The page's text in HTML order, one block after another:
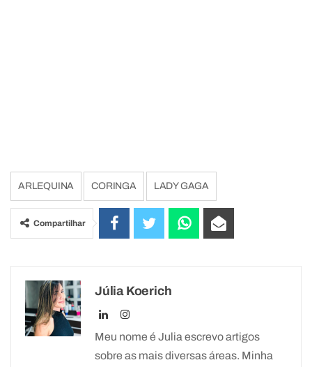
ARLEQUINA CORINGA LADY GAGA
Compartilhar
Júlia Koerich
Meu nome é Julia escrevo artigos
sobre as mais diversas áreas. Minha